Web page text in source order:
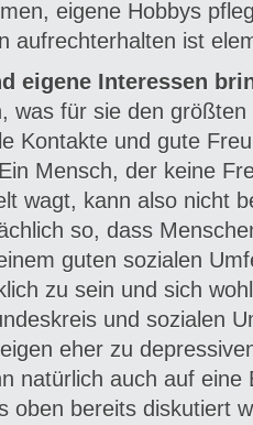
eigene Hobbys
aufrechterhalten ist
eigene Interessen
was für sie den
Kontakte und gute
Mensch, der keine
wagt, kann also nicht
so, dass
guten sozialen
zu sein und sich
und sozialen
eher zu
natürlich auch auf eine
oben bereits diskutiert